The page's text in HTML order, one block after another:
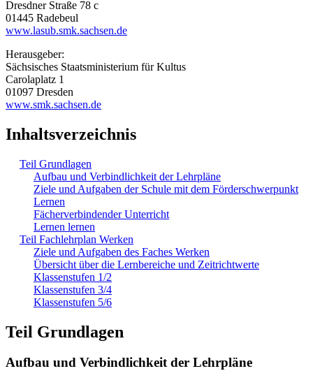
Dresdner Straße 78 c
01445 Radebeul
www.lasub.smk.sachsen.de
Herausgeber:
Sächsisches Staatsministerium für Kultus
Carolaplatz 1
01097 Dresden
www.smk.sachsen.de
Inhaltsverzeichnis
Teil Grundlagen
Aufbau und Verbindlichkeit der Lehrpläne
Ziele und Aufgaben der Schule mit dem Förderschwerpunkt
Lernen
Fächerverbindender Unterricht
Lernen lernen
Teil Fachlehrplan Werken
Ziele und Aufgaben des Faches Werken
Übersicht über die Lernbereiche und Zeitrichtwerte
Klassenstufen 1/2
Klassenstufen 3/4
Klassenstufen 5/6
Teil Grundlagen
Aufbau und Verbindlichkeit der Lehrpläne